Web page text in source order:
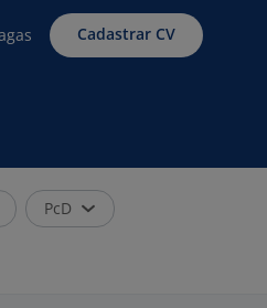
Cadastrar CV
PcD